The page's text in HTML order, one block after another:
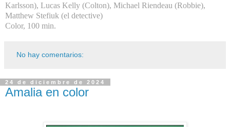
Karlsson), Lucas Kelly (Colton), Michael Riendeau (Robbie),
Matthew Stefiuk (el detective)
Color, 100 min.
No hay comentarios:
24 de diciembre de 2024
Amalia en color